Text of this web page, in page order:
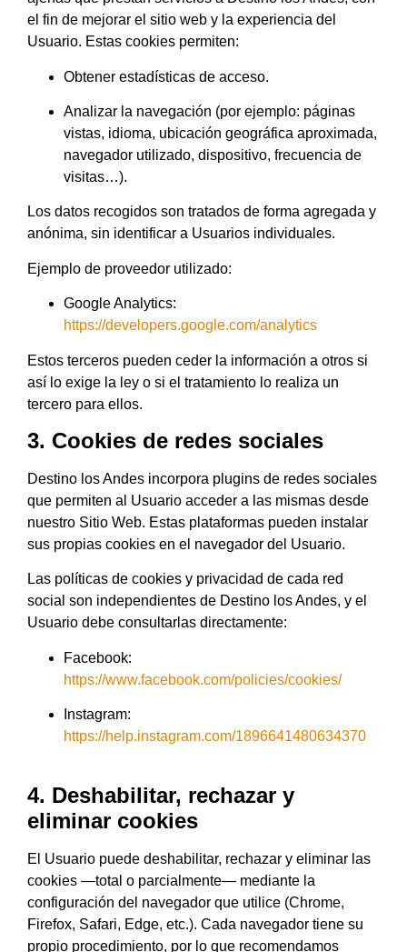
el fin de mejorar el sitio web y la experiencia del
Usuario. Estas cookies permiten:
Obtener estadísticas de acceso.
Analizar la navegación (por ejemplo: páginas
vistas, idioma, ubicación geográfica aproximada,
navegador utilizado, dispositivo, frecuencia de
visitas…).
Los datos recogidos son tratados de forma agregada y
anónima, sin identificar a Usuarios individuales.
Ejemplo de proveedor utilizado:
Google Analytics:
https://developers.google.com/analytics
Estos terceros pueden ceder la información a otros si
así lo exige la ley o si el tratamiento lo realiza un
tercero para ellos.
3. Cookies de redes sociales
Destino los Andes incorpora plugins de redes sociales
que permiten al Usuario acceder a las mismas desde
nuestro Sitio Web. Estas plataformas pueden instalar
sus propias cookies en el navegador del Usuario.
Las políticas de cookies y privacidad de cada red
social son independientes de Destino los Andes, y el
Usuario debe consultarlas directamente:
Facebook:
https://www.facebook.com/policies/cookies/
Instagram:
https://help.instagram.com/1896641480634370
4. Deshabilitar, rechazar y
eliminar cookies
El Usuario puede deshabilitar, rechazar y eliminar las
cookies —total o parcialmente— mediante la
configuración del navegador que utilice (Chrome,
Firefox, Safari, Edge, etc.). Cada navegador tiene su
propio procedimiento, por lo que recomendamos